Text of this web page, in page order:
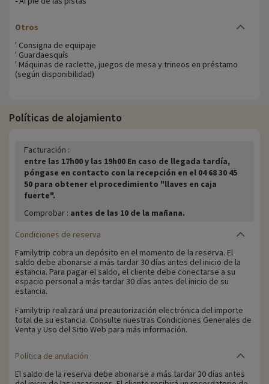
Otros
' Consigna de equipaje
' Guardaesquís
' Máquinas de raclette, juegos de mesa y trineos en préstamo
(según disponibilidad)
Políticas de alojamiento
Facturación :
entre las 17h00 y las 19h00 En caso de llegada tardía,
póngase en contacto con la recepción en el 04 68 30 45
50 para obtener el procedimiento "llaves en caja
fuerte".
Comprobar : antes de las 10 de la mañana.
Condiciones de reserva
Familytrip cobra un depósito en el momento de la reserva. El
saldo debe abonarse a más tardar 30 días antes del inicio de la
estancia. Para pagar el saldo, el cliente debe conectarse a su
espacio personal a más tardar 30 días antes del inicio de su
estancia.
Familytrip realizará una preautorización electrónica del importe
total de su estancia. Consulte nuestras Condiciones Generales de
Venta y Uso del Sitio Web para más información.
Política de anulación
El saldo de la reserva debe abonarse a más tardar 30 días antes